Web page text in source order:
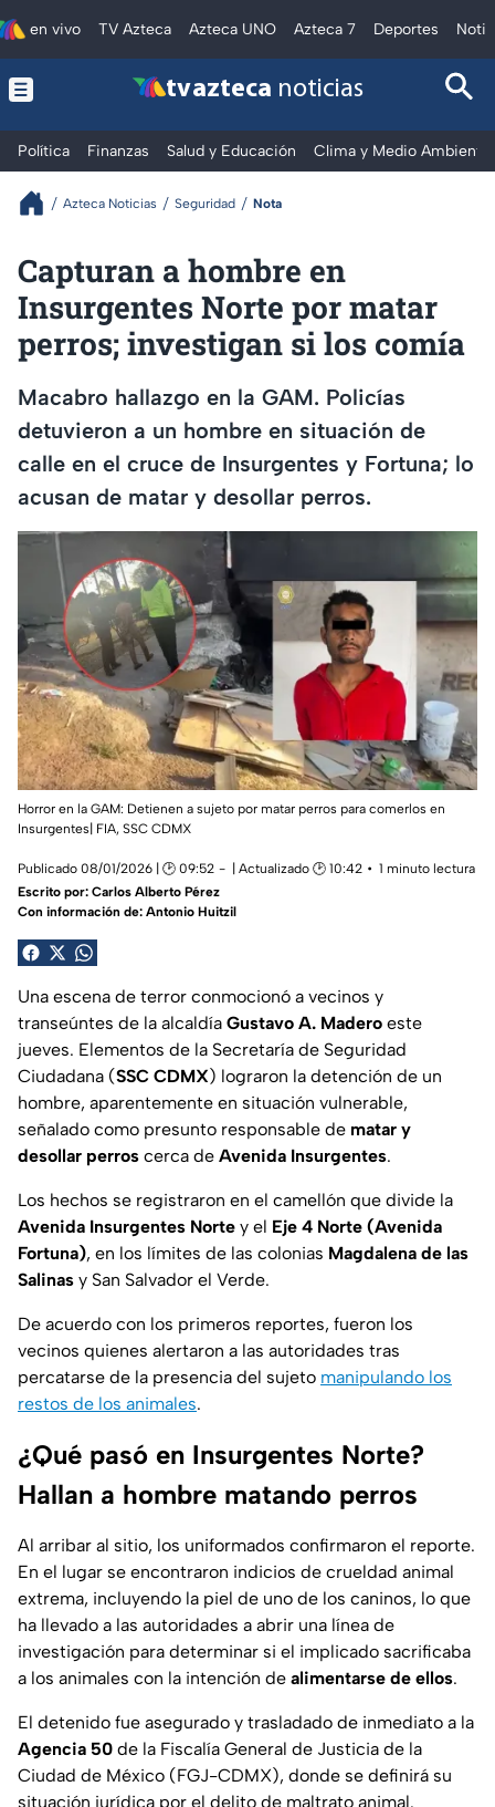
en vivo TV Azteca Azteca UNO Azteca 7 Deportes
tv azteca noticias
Política Finanzas Salud y Educación Clima y Medio Ambiente
Azteca Noticias Seguridad Nota
Capturan a hombre en
Insurgentes Norte por matar
perros; investigan si los comía
Macabro hallazgo en la GAM. Policías
detuvieron a un hombre en situación de
calle en el cruce de Insurgentes y Fortuna; lo
acusan de matar y desollar perros.
Horror en la GAM: Detienen a sujeto por matar perros para comerlos en
Insurgentes| FIA, SSC CDMX
Publicado 08/01/2026 | 🕑 09:52 | Actualizado 🕑 10:42
1 minuto lectura
Escrito por: Carlos Alberto Pérez
Con información de: Antonio Huitzil
Una escena de terror conmocionó a vecinos y
transeúntes de la alcaldía Gustavo A. Madero este
jueves. Elementos de la Secretaría de Seguridad
Ciudadana (SSC CDMX) lograron la detención de un
hombre, aparentemente en situación vulnerable,
señalado como presunto responsable de matar y
desollar perros cerca de Avenida Insurgentes.
Los hechos se registraron en el camellón que divide la
Avenida Insurgentes Norte y el Eje 4 Norte (Avenida
Fortuna), en los límites de las colonias Magdalena de las
Salinas y San Salvador el Verde.
De acuerdo con los primeros reportes, fueron los
vecinos quienes alertaron a las autoridades tras
percatarse de la presencia del sujeto manipulando los
restos de los animales.
¿Qué pasó en Insurgentes Norte?
Hallan a hombre matando perros
Al arribar al sitio, los uniformados confirmaron el reporte.
En el lugar se encontraron indicios de crueldad animal
extrema, incluyendo la piel de uno de los caninos, lo que
ha llevado a las autoridades a abrir una línea de
investigación para determinar si el implicado sacrificaba
a los animales con la intención de alimentarse de ellos.
El detenido fue asegurado y trasladado de inmediato a la
Agencia 50 de la Fiscalía General de Justicia de la
Ciudad de México (FGJ-CDMX), donde se definirá su
situación jurídica por el delito de maltrato animal.